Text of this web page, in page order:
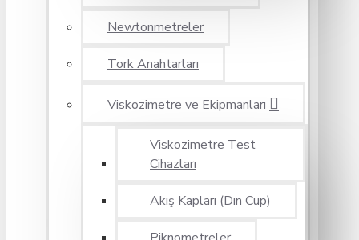
Newtonmetreler
Tork Anahtarları
Viskozimetre ve Ekipmanları
Viskozimetre Test
Cihazları
Akış Kapları (Dın Cup)